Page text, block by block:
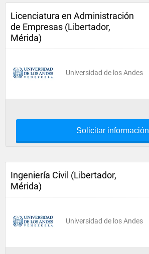
Licenciatura en Administración
de Empresas (Libertador,
Mérida)
Universidad de los Andes
Solicitar información
Ingeniería Civil (Libertador,
Mérida)
Universidad de los Andes